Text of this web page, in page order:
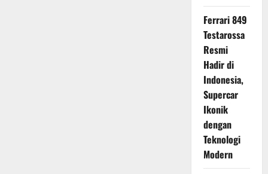
Ferrari 849
Testarossa
Resmi
Hadir di
Indonesia,
Supercar
Ikonik
dengan
Teknologi
Modern